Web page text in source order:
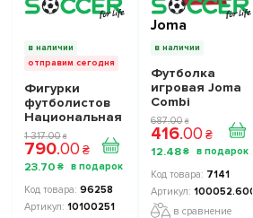
в наличии
отправим сегодня
Фигурки
футболистов
Национальная
Сборная
Украины TOP
FOOTBALL
STARS
Collection 2
10100251
1 317.00 ₴
790.00 ₴
23.70 ₴
96258
10100251
Joma
в наличии
Футболка
игровая Joma
Combi
100052.600
красная
687.00 ₴
416.00 ₴
12.48 ₴
7141
100052.600
в сравнение